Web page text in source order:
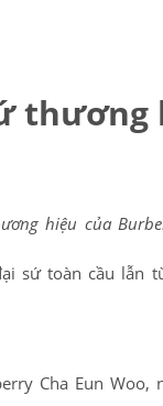
thương
hiệu của
sứ toàn cầu lẫn
Cha Eun Woo,